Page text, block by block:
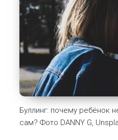
Буллинг: почему ребёнок
сам? Фото DANNY G,